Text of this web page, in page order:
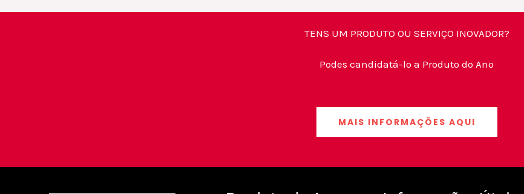
TENS UM PRODUTO OU SERVIÇO INOVADOR?
Podes candidatá-lo a Produto do Ano
MAIS INFORMAÇÕES AQUI